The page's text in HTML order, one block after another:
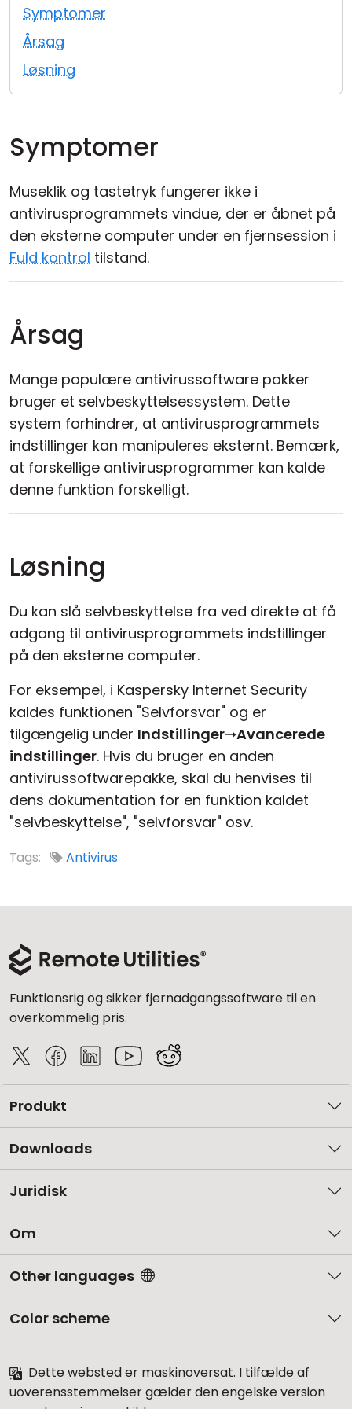
Symptomer
Årsag
Løsning
Symptomer
Museklik og tastetryk fungerer ikke i
antivirusprogrammets vindue, der er åbnet på
den eksterne computer under en fjernsession i
Fuld kontrol tilstand.
Årsag
Mange populære antivirussoftware pakker
bruger et selvbeskyttelsessystem. Dette
system forhindrer, at antivirusprogrammets
indstillinger kan manipuleres eksternt. Bemærk,
at forskellige antivirusprogrammer kan kalde
denne funktion forskelligt.
Løsning
Du kan slå selvbeskyttelse fra ved direkte at få
adgang til antivirusprogrammets indstillinger
på den eksterne computer.
For eksempel, i Kaspersky Internet Security
kaldes funktionen "Selvforsvar" og er
tilgængelig under Indstillinger➝Avancerede
indstillinger. Hvis du bruger en anden
antivirussoftwarepakke, skal du henvises til
dens dokumentation for en funktion kaldet
"selvbeskyttelse", "selvforsvar" osv.
Tags: Antivirus
Funktionsrig og sikker fjernadgangssoftware til en
overkommelig pris.
Produkt
Downloads
Juridisk
Om
Other languages
Color scheme
Dette websted er maskinoversat. I tilfælde af
uoverensstemmelser gælder den engelske version
Cloud og Lokalt